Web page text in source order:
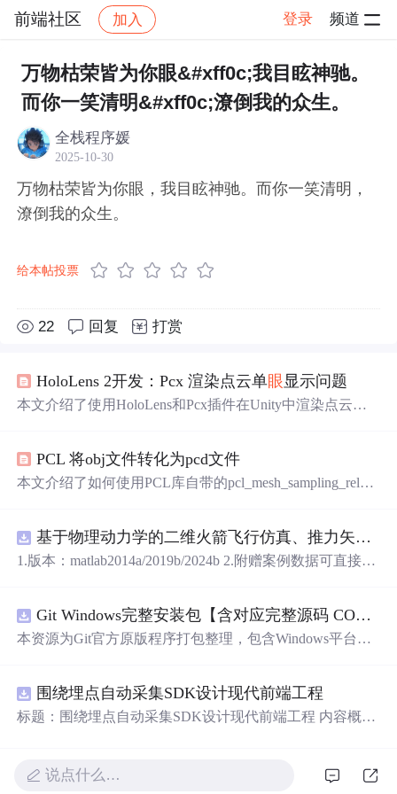
前端社区 加入 登录 频道
社区 前端社区 感慨 帖子详情
万物枯荣皆为你眼&#xff0c;我目眩神驰。
而你一笑清明&#xff0c;潦倒我的众生。
全栈程序媛
2025-10-30
万物枯荣皆为你眼，我目眩神驰。而你一笑清明，
潦倒我的众生。
给本帖投票
22 回复 打赏
HoloLens 2开发：Pcx 渲染点云单眼显示问题
本文介绍了使用HoloLens和Pcx插件在Unity中渲染点云文
改“StereoRenderingMode”从“SinglePass”到“MultiPass”，可
以解决该问题。
PCL 将obj文件转化为pcd文件
本文介绍了如何使用PCL库自带的pcl_mesh_sampling_releas
方法——通过CloudCompare软件进行转换。此外，还提供
了在CloudCompare中设置参数以生成所需点云的详细说
基于物理动力学的二维火箭飞行仿真、推力矢量建模和闭环俯仰角控制，采用MATLABSimulink技术。.zip
1.版本：matlab2014a/2019b/2024b 2.附赠案例数据可直接运
工程、数学等专业的大学生课程设计、期末大作业和毕业
设计。
Git Windows完整安装包【含对应完整源码 COPYING协议 GPL‑v2】
本资源为Git官方原版程序打包整理，包含Windows平台Git
PL‑v2)。 Git为开源软件，官方原版可以免费获取。本资源
仅为整理归档，非本人原创作品。 分发遵从GPL‑v2许可要
用于版本控制。 使用场景：本地Git环境部署。
围绕埋点自动采集SDK设计现代前端工程
标题：围绕埋点自动采集SDK设计现代前端工程 内容概
实现重点。 https://m.qzgqxd.com/news/zuqiu/11900.html http
说点什么…